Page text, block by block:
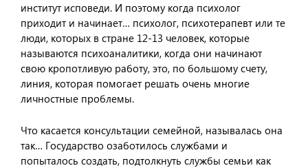
институт исповеди. И поэтому когда психолог
приходит и начинает… психолог, психотерапевт или те
люди, которых в стране 12-13 человек, которые
называются психоаналитики, когда они начинают
свою кропотливую работу, это, по большому счету,
линия, которая помогает решать очень многие
личностные проблемы.
Что касается консультации семейной, называлась она
так… Государство озаботилось службами и
попыталось создать, подтолкнуть службы семьи как